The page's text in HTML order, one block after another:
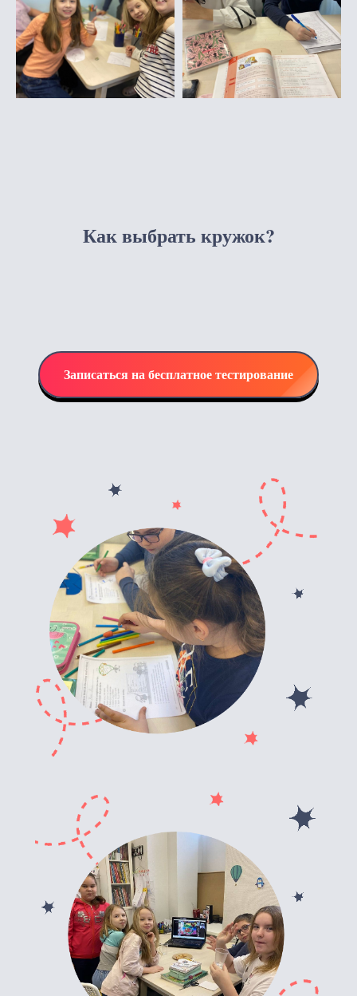
Как выбрать кружок?
Записаться на бесплатное тестирование